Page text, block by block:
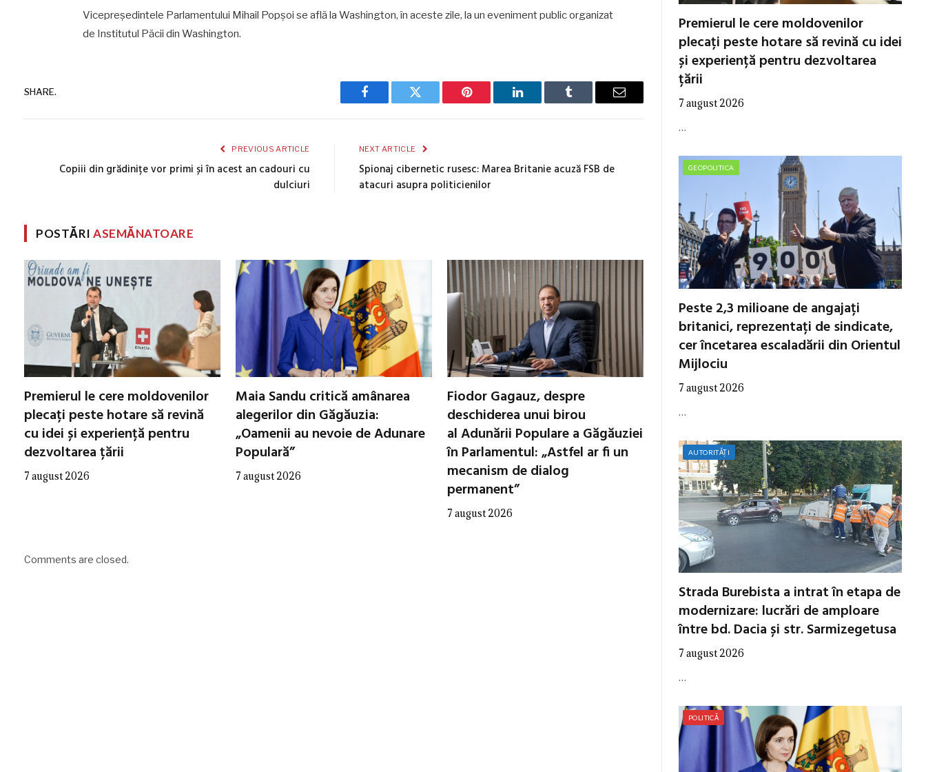
Vicepreședintele Parlamentului Mihail Popșoi se află la Washington, în aceste zile, la un eveniment public organizat
de Institutul Păcii din Washington.
SHARE.
Facebook Twitter Pinterest LinkedIn Tumblr Email
PREVIOUS ARTICLE
Copiii din grădinițe vor primi și în acest an cadouri cu
dulciuri
NEXT ARTICLE
Spionaj cibernetic rusesc: Marea Britanie acuză FSB de
atacuri asupra politicienilor
POSTĂRIASEMĂNATOARE
Premierul le cere moldovenilor
plecați peste hotare să revină
cu idei și experiență pentru
dezvoltarea țării
7 august 2026
Maia Sandu critică amânarea
alegerilor din Găgăuzia:
„Oamenii au nevoie de Adunare
Populară”
7 august 2026
Fiodor Gagauz, despre
deschiderea unui birou
al Adunării Populare a Găgăuziei
în Parlamentul: „Astfel ar fi un
mecanism de dialog
permanent”
7 august 2026
Comments are closed.
Premierul le cere moldovenilor
plecați peste hotare să revină cu idei
și experiență pentru dezvoltarea
țării
7 august 2026
…
GEOPOLITICA
Peste 2,3 milioane de angajați
britanici, reprezentați de sindicate,
cer încetarea escaladării din Orientul
Mijlociu
7 august 2026
…
AUTORITĂȚI
Strada Burebista a intrat în etapa de
modernizare: lucrări de amploare
între bd. Dacia și str. Sarmizegetusa
7 august 2026
…
POLITICĂ